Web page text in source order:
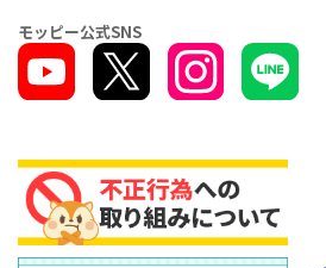
モッピー公式SNS